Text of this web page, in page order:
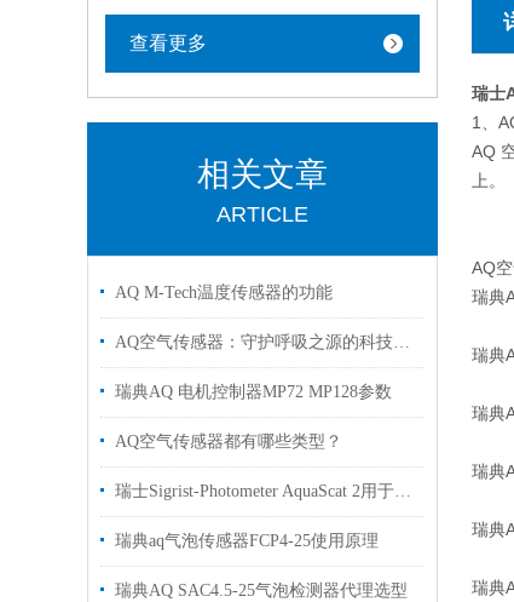
查看更多
相关文章
ARTICLE
AQ M-Tech温度传感器的功能
AQ空气传感器：守护呼吸之源的科技卫士
瑞典AQ 电机控制器MP72 MP128参数
AQ空气传感器都有哪些类型？
瑞士Sigrist-Photometer AquaScat 2用于测量饮用水的浊度
瑞典aq气泡传感器FCP4-25使用原理
瑞典AQ SAC4.5-25气泡检测器代理选型
瑞士
1、
AQ
上。
AQ
瑞典
瑞典
瑞典
瑞典
瑞典
瑞典